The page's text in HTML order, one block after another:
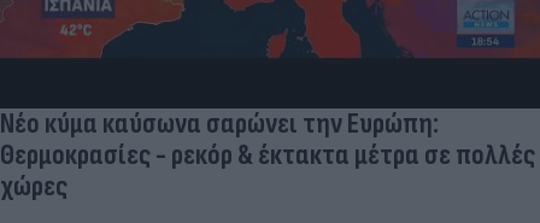
Ηλεκτρικά πατίνια: 3,5 φορές μεγαλύτερος ο
κίνδυνος σοβαρής εγκεφαλικής κάκωσης